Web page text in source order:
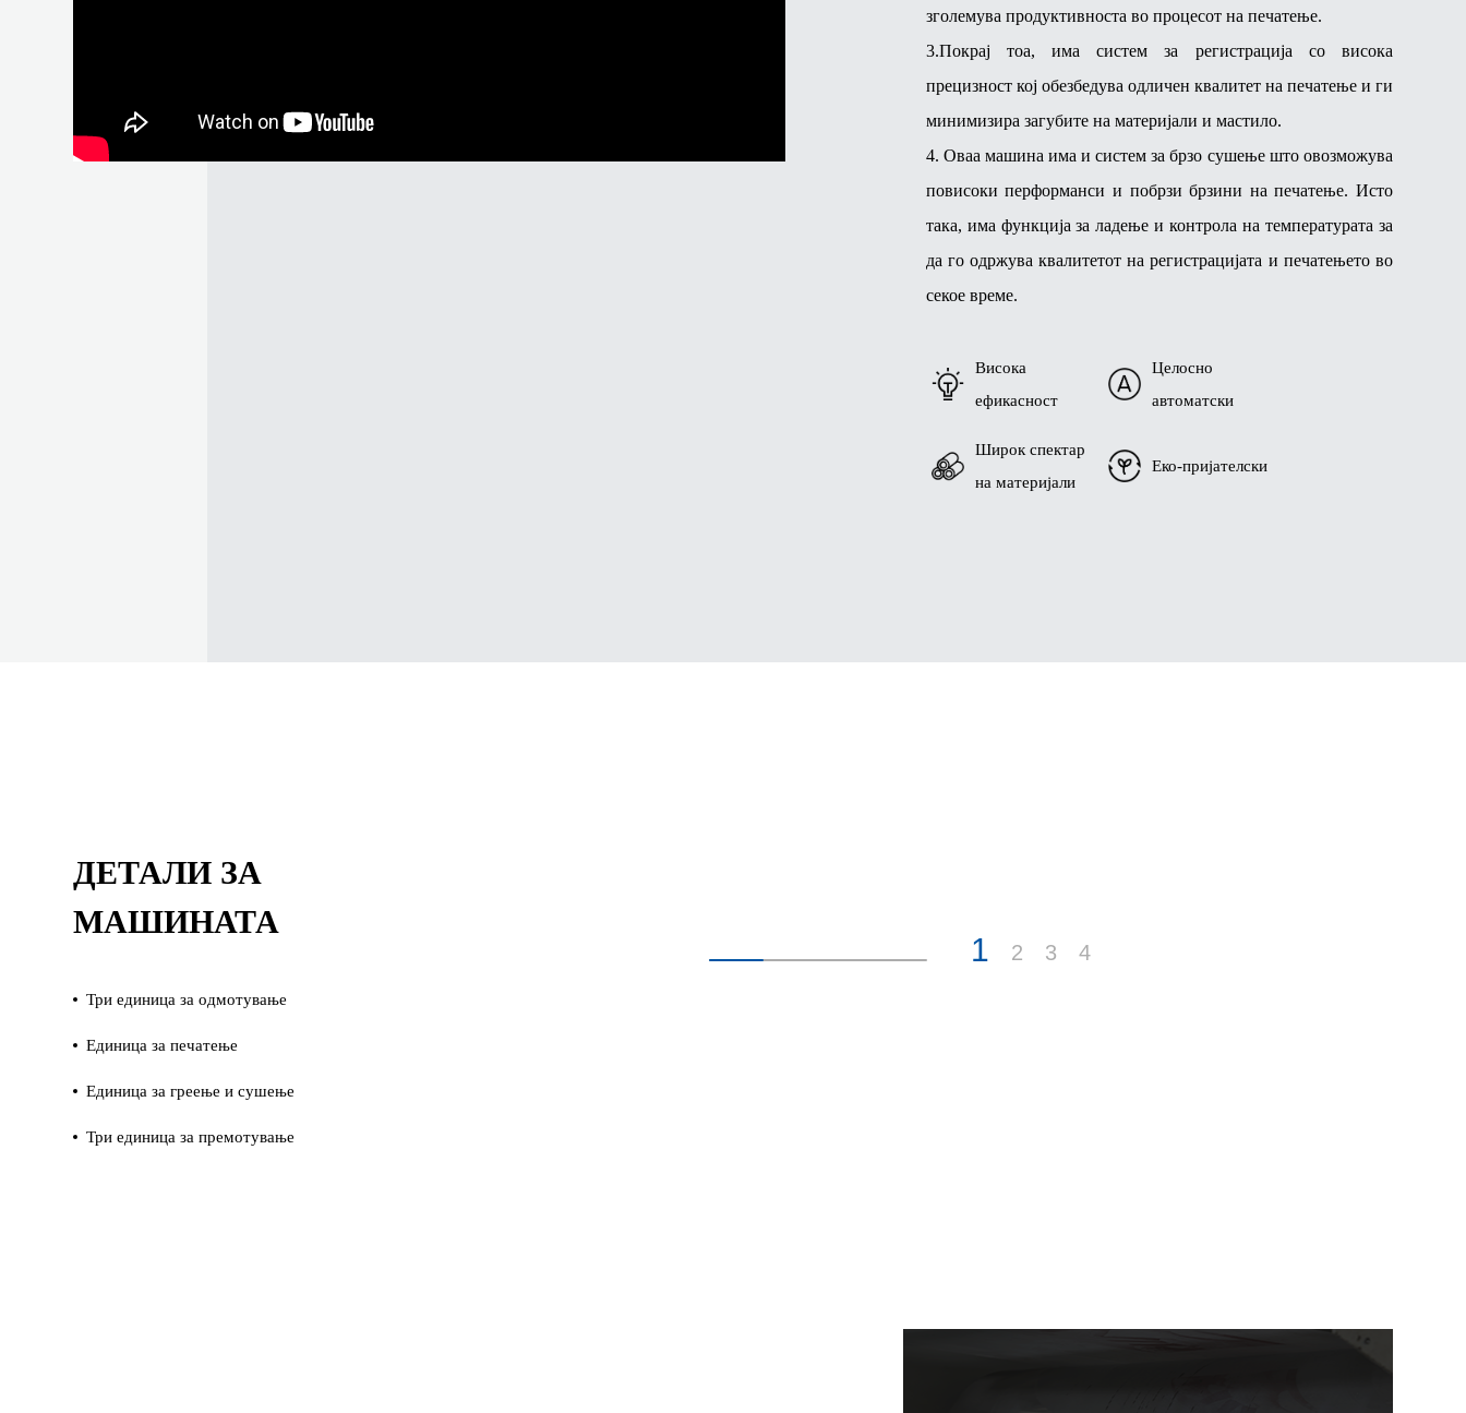
зголемува продуктивноста во процесот на печатење.
3.Покрај тоа, има систем за регистрација со висока
прецизност кој обезбедува одличен квалитет на печатење и ги
минимизира загубите на материјали и мастило.
4. Оваа машина има и систем за брзо сушење што овозможува
повисоки перформанси и побрзи брзини на печатење. Исто
така, има функција за ладење и контрола на температурата за
да го одржува квалитетот на регистрацијата и печатењето во
секое време.
Висока
ефикасност
Целосно
автоматски
Широк спектар
на материјали
Еко-пријателски
ДЕТАЛИ ЗА
МАШИНАТА
Три единица за одмотување
Единица за печатење
Единица за греење и сушење
Три единица за премотување
1 2 3 4